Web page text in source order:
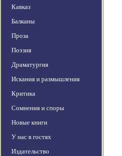
Кавказ
Балканы
Проза
Поэзия
Драматургия
Искания и размышления
Критика
Сомнения и споры
Новые книги
У нас в гостях
Издательство